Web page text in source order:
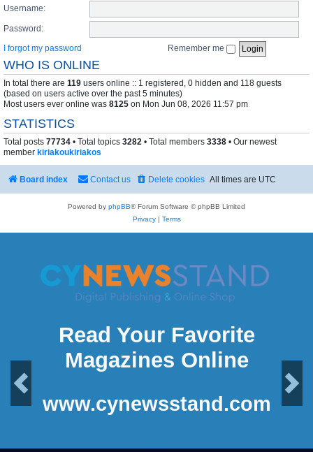
Username:
Password:
I forgot my password
Remember me
WHO IS ONLINE
In total there are 119 users online :: 1 registered, 0 hidden and 118 guests
(based on users active over the past 5 minutes)
Most users ever online was 8125 on Mon Jun 08, 2026 11:57 pm
STATISTICS
Total posts 77734 • Total topics 3282 • Total members 3338 • Our newest
member kiriakoukiriakos
Board index All times are UTC
Delete cookies
Contact us
Powered by phpBB® Forum Software © phpBB Limited
Privacy| Terms
Read Your Favorite
Magazines Online
Next
www.cynewsstand.com